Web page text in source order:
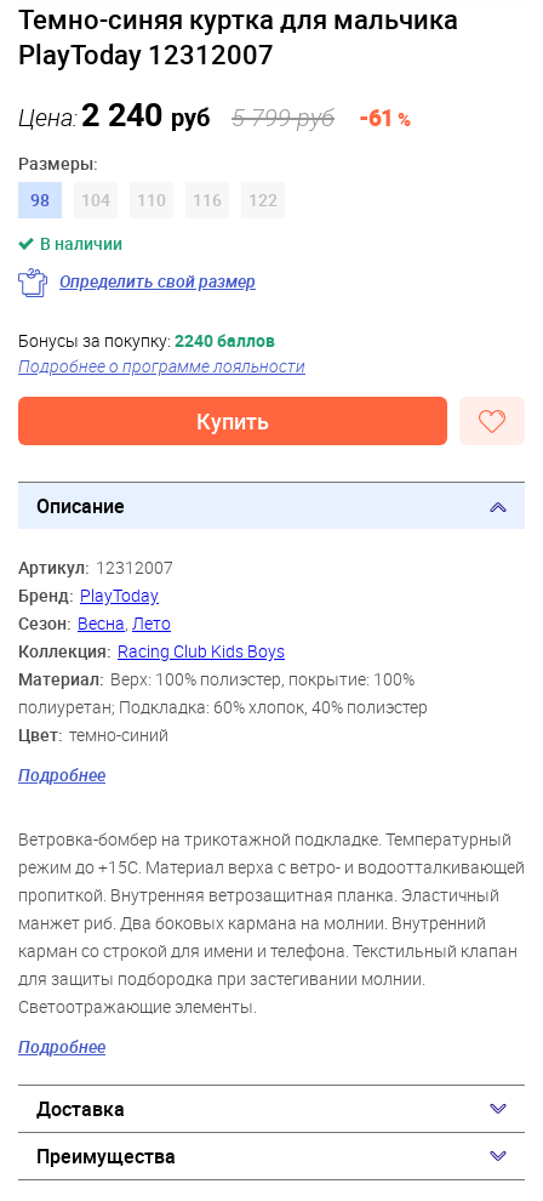
Темно-синяя куртка для мальчика
PlayToday 12312007
Цена:2 240 руб 5 799 руб -61 %
Размеры:
98
104 110 116
122
В наличии
Определить свой размер
Бонусы за покупку: 2240 баллов
Подробнее о программе лояльности
Купить
Описание
Артикул: 12312007
Бренд: PlayToday
Сезон: Весна, Лето
Коллекция: Racing Club Kids Boys
Материал: Верх: 100% полиэстер, покрытие: 100%
полиуретан; Подкладка: 60% хлопок, 40% полиэстер
Цвет: темно-синий
Скидка:
Пол: Мальчики
Подробнее
Ветровка-бомбер на трикотажной подкладке. Температурный
режим до +15C. Материал верха c ветро- и водоотталкивающей
пропиткой. Внутренняя ветрозащитная планка. Эластичный
манжет риб. Два боковых кармана на молнии. Внутренний
карман со строкой для имени и телефона. Текстильный клапан
для защиты подбородка при застегивании молнии.
Светоотражающие элементы.
*температурный режим является рекомендованным,
необходимо учитывать уровень активности ребенка и
многослойность поддевочной одежды.
Подробнее
Доставка
Преимущества